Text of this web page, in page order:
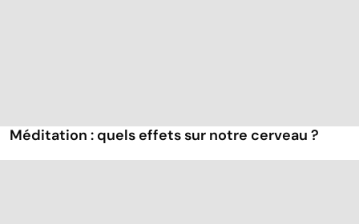
Méditation : quels effets sur notre cerveau ?